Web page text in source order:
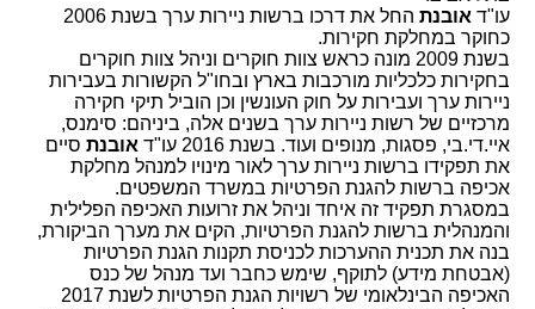
עו"ד אובנת
החל את דרכו ברשות ניירות ערך בשנת 2006
כחוקר במחלקת חקירות.
בשנת 2009 מונה כראש צוות חוקרים וניהל צוות חוקרים
בחקירות כלכליות מורכבות בארץ ובחו"ל הקשורות בעבירות
ניירות ערך ועבירות על חוק העונשין וכן הוביל תיקי חקירה
מרכזיים של רשות ניירות ערך בשנים אלה, ביניהם: סימנס,
איי.די.בי, פסגות, מנופים ועוד. בשנת 2016 עו"ד
אובנת סיים
את תפקידו ברשות ניירות ערך לאור מינויו למנהל מחלקת
אכיפה ברשות להגנת הפרטיות במשרד המשפטים.
במסגרת תפקיד זה איחד וניהל את זרועות האכיפה הפלילית
והמנהלית ברשות להגנת הפרטיות, הקים את מערך הביקורת,
בנה את תכנית ההערכות לכניסת תקנות הגנת הפרטיות
(אבטחת מידע) לתוקף, שימש כחבר ועד מנהל של כנס
האכיפה הבינלאומי של רשויות הגנת הפרטיות לשנת 2017